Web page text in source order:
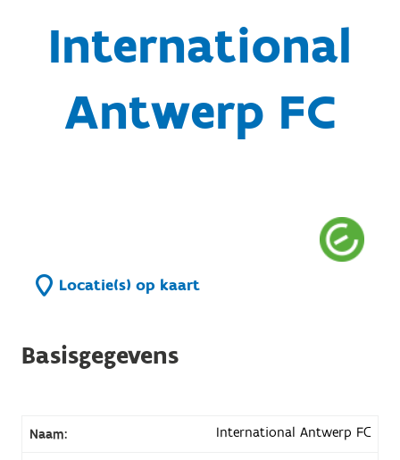
International
Antwerp FC
Locatie(s) op kaart
Basisgegevens
Naam: International Antwerp FC